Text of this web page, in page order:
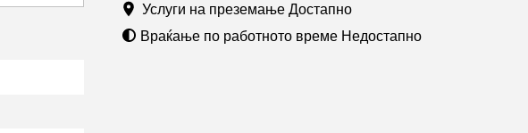
Услуги на преземање Достапно
Враќање по работното време Недостапно